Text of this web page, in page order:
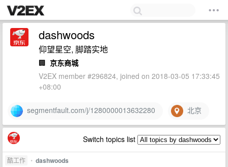
dashwoods
仰望星空, 脚踏实地
🏢 京东商城
V2EX member #296824, joined on 2018-03-05 17:33:45
+08:00
segmentfault.com/j/1280000013632280 北京
Switch topics list
酷工作 • dashwoods